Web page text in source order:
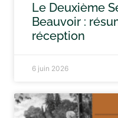
Le Deuxième
Beauvoir :
réception
6 juin 2026